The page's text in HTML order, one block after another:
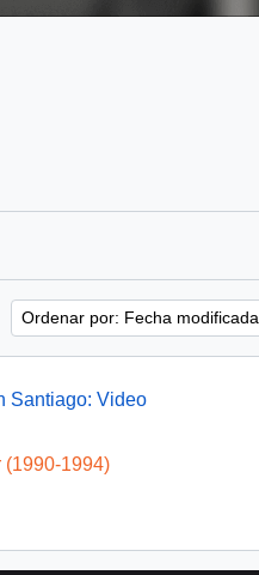
Ordenar por: Fecha modificada
Santiago: Video
(1990-1994)